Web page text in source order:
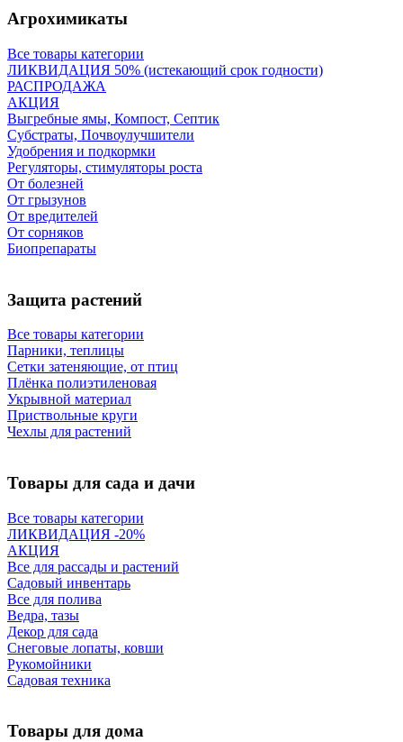
Агрохимикаты
Все товары категории
ЛИКВИДАЦИЯ 50% (истекающий срок годности)
РАСПРОДАЖА
АКЦИЯ
Выгребные ямы, Компост, Септик
Субстраты, Почвоулучшители
Удобрения и подкормки
Регуляторы, стимуляторы роста
От болезней
От грызунов
От вредителей
От сорняков
Биопрепараты
Защита растений
Все товары категории
Парники, теплицы
Сетки затеняющие, от птиц
Плёнка полиэтиленовая
Укрывной материал
Приствольные круги
Чехлы для растений
Товары для сада и дачи
Все товары категории
ЛИКВИДАЦИЯ -20%
АКЦИЯ
Все для рассады и растений
Садовый инвентарь
Все для полива
Ведра, тазы
Декор для сада
Снеговые лопаты, ковши
Рукомойники
Садовая техника
Товары для дома